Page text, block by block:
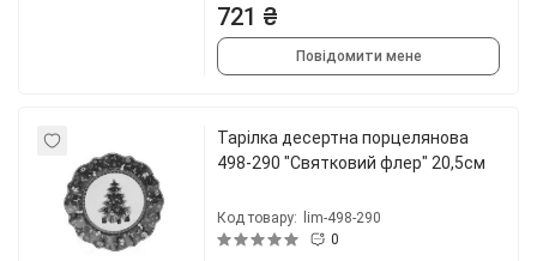
721 ₴
Повідомити мене
Тарілка десертна порцелянова
498-290 "Святковий флер" 20,5см
Код товару:
lim-498-290
0